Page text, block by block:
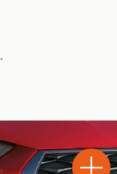
Drive
Chiama